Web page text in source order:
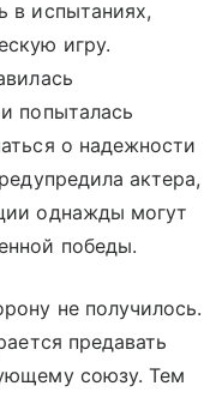
в испытаниях,
игру.
попыталась
о надежности
актера,
однажды могут
победы.
не получилось.
предавать
союзу. Тем